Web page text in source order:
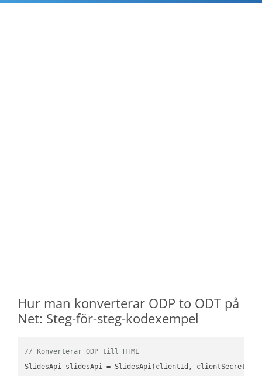
Hur man konverterar ODP to ODT på
Net: Steg-för-steg-kodexempel
// Konverterar ODP till HTML
SlidesApi slidesApi = SlidesApi(clientId, clientSecret);